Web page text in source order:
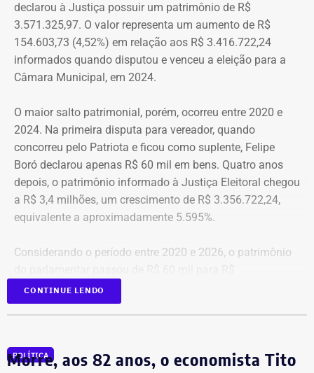
A recriação da secretaria ocorre após críticas de
pesquisadores, universidades e entidades ligadas ao
setor, que contestaram a decisão do governo de tirar a
estrutura própria da área durante a reorganização
“Ele [Ricardo Couto] ouviu as críticas da comunidade
cientifica, dos representantes que estavam aqui, e disse
que vai sim recriar a secretaria, instituir um comitê paras
estudar com deve ser estruturada a nova pasta”, explicou
Roque.
declarou à Justiça possuir um patrimônio de R$
3.571.325,97. O valor representa um aumento de R$
154.603,73 (4,52%) em relação aos R$ 3.416.722,24
informados quando disputou e venceu a eleição para a
Câmara Municipal, em 2024.
O maior salto patrimonial, porém, ocorreu entre 2020 e
2024. Na primeira disputa para vereador, quando
concorreu pelo Patriota e ficou como suplente, Felipe
Boró declarou apenas R$ 60 mil em bens. Quatro anos
depois, o patrimônio informado à Justiça Eleitoral chegou
a R$ 3,4 milhões, um crescimento de R$ 3.356.722,24,
equivalente a aproximadamente 5.595%.
Considerando o período entre 2020 e 2026, o patrimônio
3.571.325,97, alta de R$ 3.511.325,97, ou cerca de
5.852%.
Dois imóveis representam mais de
CONTINUE LENDO
POLÍTICA
Morre, aos 82 anos, o economista Tito